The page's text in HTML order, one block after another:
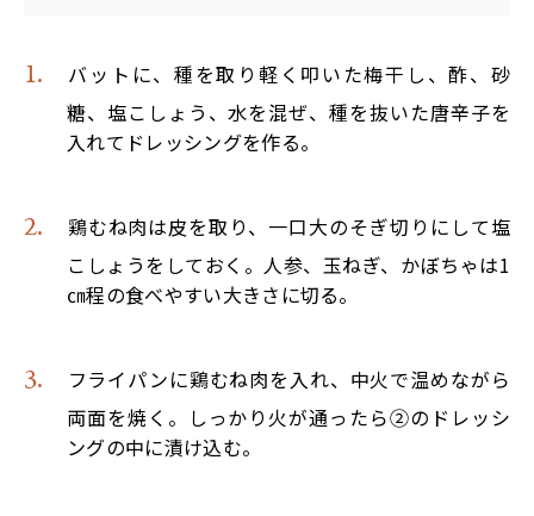
バットに、種を取り軽く叩いた梅干し、酢、砂
糖、塩こしょう、水を混ぜ、種を抜いた唐辛子を
入れてドレッシングを作る。
鶏むね肉は皮を取り、一口大のそぎ切りにして塩
こしょうをしておく。人参、玉ねぎ、かぼちゃは1
㎝程の食べやすい大きさに切る。
フライパンに鶏むね肉を入れ、中火で温めながら
両面を焼く。しっかり火が通ったら②のドレッシ
ングの中に漬け込む。